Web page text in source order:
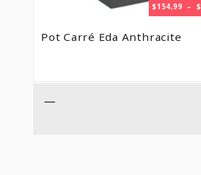
$154,99 – $
Pot Carré Eda Anthracite
—